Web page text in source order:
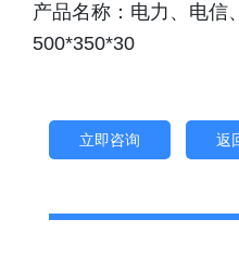
产品名称：电力、电信
500*350*30
立即咨询 返